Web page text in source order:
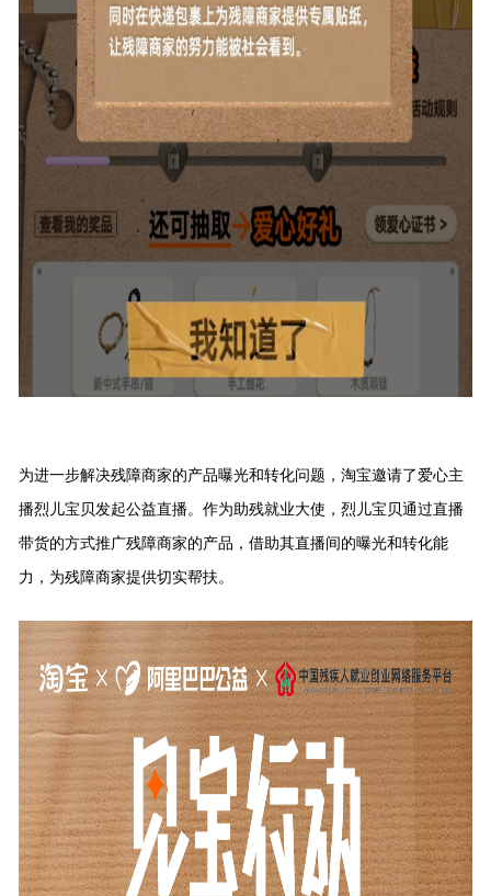
为进一步解决残障商家的产品曝光和转化问题，淘宝邀请了爱心主
播烈儿宝贝发起公益直播。作为助残就业大使，烈儿宝贝通过直播
带货的方式推广残障商家的产品，借助其直播间的曝光和转化能
力，为残障商家提供切实帮扶。